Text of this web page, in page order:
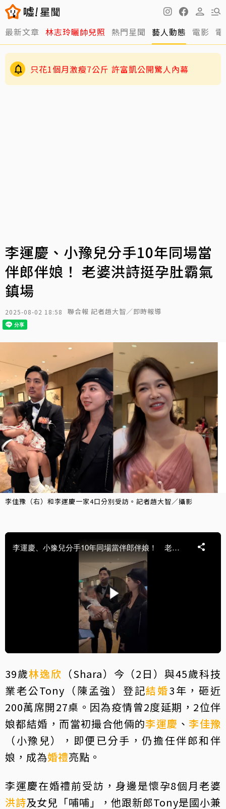
最新文章 林志玲曬帥兒照 熱門星聞 藝人動態 電影
只花1個月激瘦7公斤 許富凱公開驚人內幕
李運慶、小豫兒分手10年同場當
伴郎伴娘！ 老婆洪詩挺孕肚霸氣
鎮場
2025-08-02 18:58 聯合報 記者趙大智／即時報導
李佳豫（右）和李運慶一家4口分別受訪。記者趙大智／攝影
39歲林逸欣 （Shara）今（2日）與45歲科技
業老公Tony（陳孟強）登記結婚3年，砸近
200萬席開27桌。因為疫情曾2度延期，2位伴
娘都結婚，而當初撮合他倆的李運慶 、 李佳豫
（小豫兒），即便已分手，仍擔任伴郎和伴
娘，成為婚禮亮點。
李運慶在婚禮前受訪，身邊是懷孕8個月老婆
洪詩及女兒「哺哺」，他跟新郎Tony是國小兼